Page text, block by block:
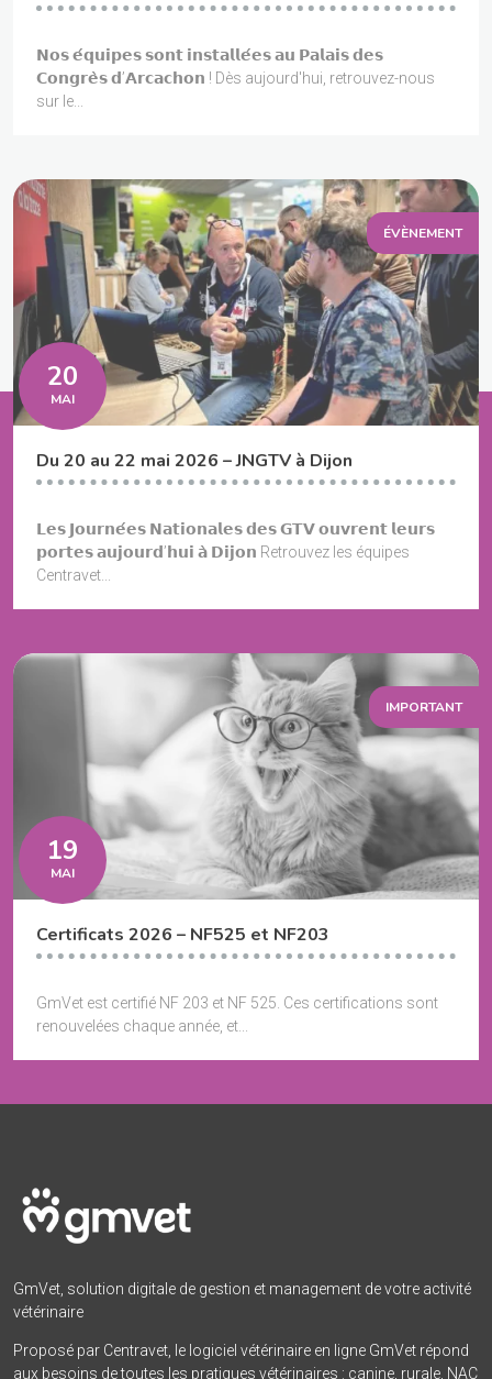
𝗡𝗼𝘀 𝗲́𝗾𝘂𝗶𝗽𝗲𝘀 𝘀𝗼𝗻𝘁 𝗶𝗻𝘀𝘁𝗮𝗹𝗹𝗲́𝗲𝘀 𝗮𝘂 𝗣𝗮𝗹𝗮𝗶𝘀 𝗱𝗲𝘀
𝗖𝗼𝗻𝗴𝗿𝗲̀𝘀 𝗱’𝗔𝗿𝗰𝗮𝗰𝗵𝗼𝗻 ! Dès aujourd'hui, retrouvez-nous
sur le...
ÉVÈNEMENT
20
MAI
Du 20 au 22 mai 2026 – JNGTV à Dijon
𝗟𝗲𝘀 𝗝𝗼𝘂𝗿𝗻𝗲́𝗲𝘀 𝗡𝗮𝘁𝗶𝗼𝗻𝗮𝗹𝗲𝘀 𝗱𝗲𝘀 𝗚𝗧𝗩 𝗼𝘂𝘃𝗿𝗲𝗻𝘁 𝗹𝗲𝘂𝗿𝘀
𝗽𝗼𝗿𝘁𝗲𝘀 𝗮𝘂𝗷𝗼𝘂𝗿𝗱’𝗵𝘂𝗶 𝗮̀ 𝗗𝗶𝗷𝗼𝗻 Retrouvez les équipes
Centravet...
IMPORTANT
19
MAI
Certificats 2026 – NF525 et NF203
GmVet est certifié NF 203 et NF 525. Ces certifications sont
renouvelées chaque année, et...
GmVet, solution digitale de gestion et management de votre activité
vétérinaire
Proposé par Centravet, le logiciel vétérinaire en ligne GmVet répond
aux besoins de toutes les pratiques vétérinaires : canine, rurale, NAC